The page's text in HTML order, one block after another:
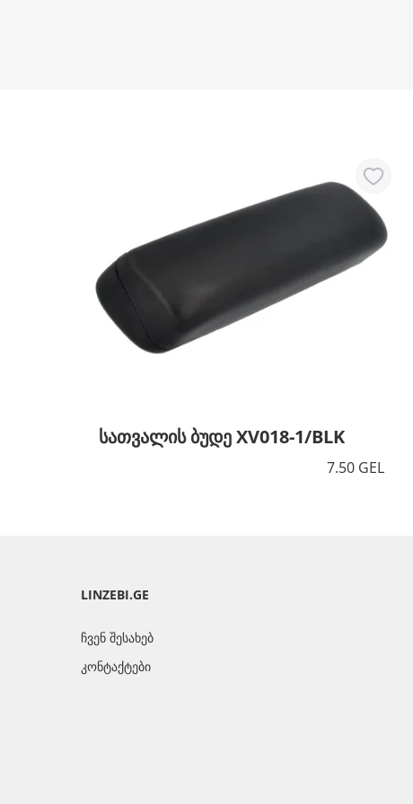
სათვალის ბუდე XV018-1/BLK
7.50 GEL
LINZEBI.GE
ჩვენ შესახებ
კონტაქტები